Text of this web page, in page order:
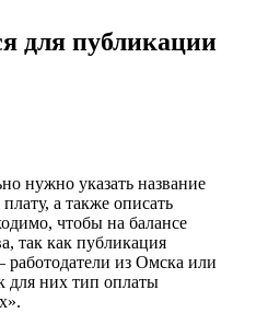
для публикации
нужно указать название
а также описать
чтобы на балансе
так как публикация
из Омска или
для них тип оплаты